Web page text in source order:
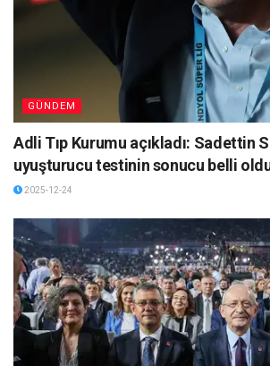
GÜNDEM
Adli Tıp Kurumu açıkladı: Sadettin
uyuşturucu testinin sonucu belli
2025-12-24